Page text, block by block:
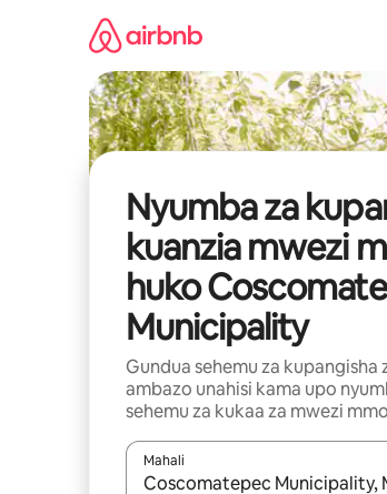
Nyumba za
kuanzia mwezi
huko
Municipality
Gundua sehemu za kupangisha
ambazo unahisi kama upo
sehemu za kukaa za mwezi
Mahali
Wakati matokeo yanapatikana,